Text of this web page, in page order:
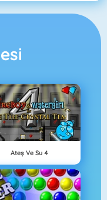
Ateş Ve Su 4